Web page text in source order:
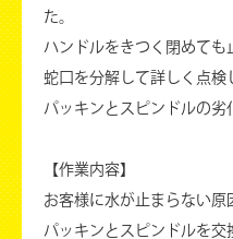
た。
ハンドルをきつく閉めても
蛇口を分解して詳しく点検
パッキンとスピンドルの劣
【作業内容】
お客様に水が止まらない原
パッキンとスピンドルを交